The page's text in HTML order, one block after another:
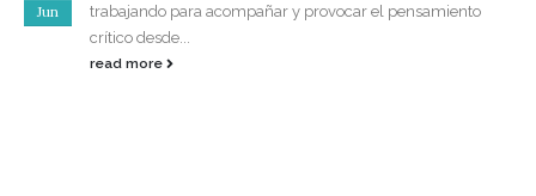
Jun
trabajando para acompañar y provocar el pensamiento
crítico desde...
read more